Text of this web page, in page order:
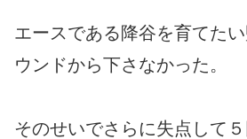
エースである降谷を育てた
ウンドから下さなかった。
そのせいでさらに失点して